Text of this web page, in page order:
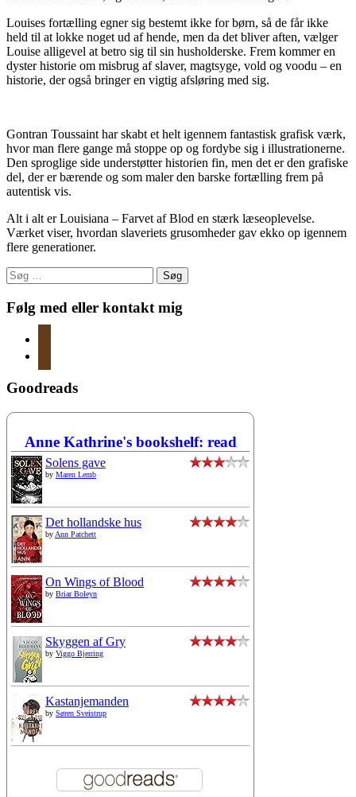
Louises fortælling egner sig bestemt ikke for børn, så de får ikke
held til at lokke noget ud af hende, men da det bliver aften, vælger
Louise alligevel at betro sig til sin husholderske. Frem kommer en
dyster historie om misbrug af slaver, magtsyge, vold og voodu – en
historie, der også bringer en vigtig afsløring med sig.
Gontran Toussaint har skabt et helt igennem fantastisk grafisk værk,
hvor man flere gange må stoppe op og fordybe sig i illustrationerne.
Den sproglige side understøtter historien fin, men det er den grafiske
del, der er bærende og som maler den barske fortælling frem på
autentisk vis.
Alt i alt er Louisiana – Farvet af Blod en stærk læseoplevelse.
Værket viser, hvordan slaveriets grusomheder gav ekko op igennem
flere generationer.
Søg
efter:
Følg med eller kontakt mig
Goodreads
Anne Kathrine's bookshelf: read
Solens gave
by Maren Lemb
Det hollandske hus
by Ann Patchett
On Wings of Blood
by Briar Boleyn
Skyggen af Gry
by Viggo Bjerring
Kastanjemanden
by Søren Sveistrup